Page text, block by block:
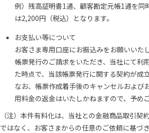
例）残高証明書1通、顧客勘定元帳1通を同
は2,200円（税込）となります。
お支払い等について
お客さま専用口座にお振込みをお願いいた
帳票発行のご請求をいただき、当社にて利
た時点で、当該帳票発行に関する契約が成
なお、帳票作成着手後のキャンセルおよび
用料金の返金はいたしかねますので、予め
（注）本件有料化は、当社との金融商品取引契
ではなく、お客さまからの任意のご依頼に基づ